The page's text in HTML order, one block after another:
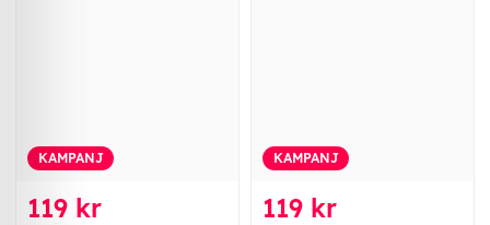
KAMPANJ
119 kr
KAMPANJ
119 kr